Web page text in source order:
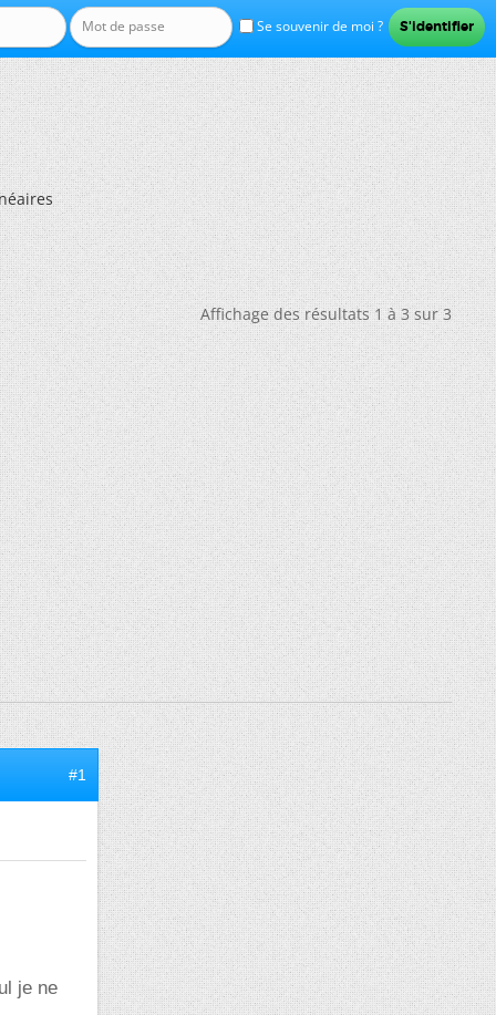
Se souvenir de moi ?
Affichage des résultats 1 à 3 sur 3
#1
je ne